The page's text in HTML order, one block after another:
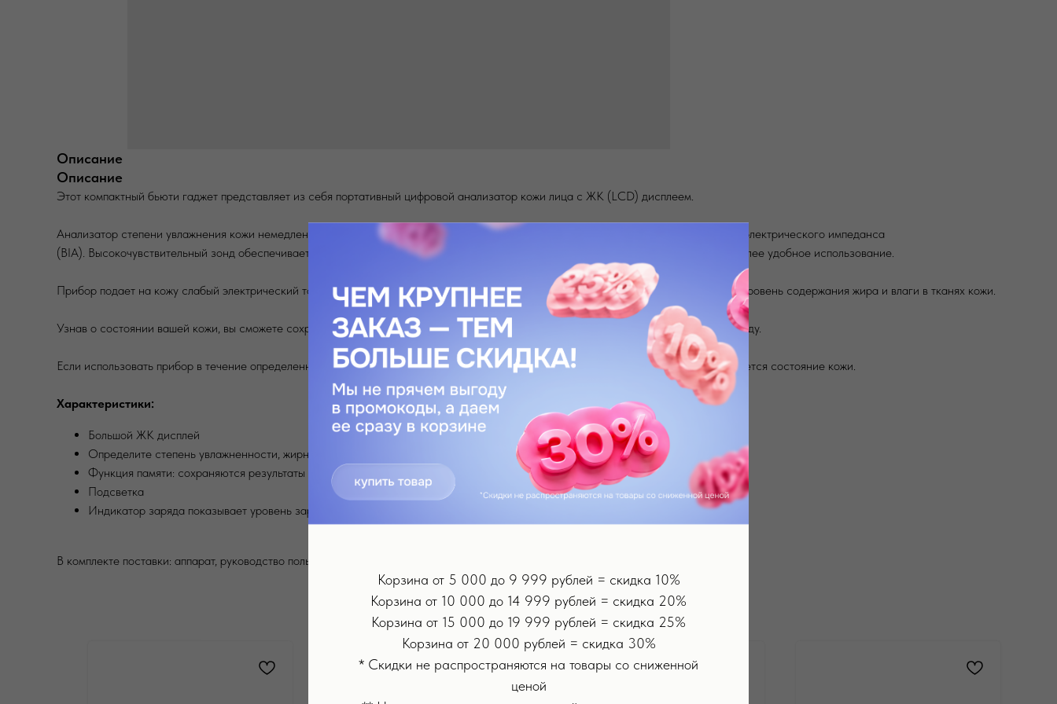
Описание
Описание
Этот компактный бьюти гаджет представляет из себя портативный цифровой анализатор кожи лица с ЖК (LCD) дисплеем.
Анализатор степени увлажнения кожи немедленно определяет состояние кожи с помощью современной технологии — анализа биоэлектрического импеданса
(BIA). Высокочувствительный зонд обеспечивает более точный результат тестирования. Управление одной кнопкой обеспечивает более удобное использование.
Прибор подает на кожу слабый электрический ток, не ощущаемый пользователем, и по величине сопротивления току определяется уровень содержания жира и влаги в тканях кожи.
Узнав о состоянии вашей кожи, вы сможете сохранить ее молодой и здоровой, если будете правильно использовать средства по уходу.
Если использовать прибор в течение определенного периода времени, вы сможете отслеживать изменения и наблюдать, как улучшается состояние кожи.
Характеристики:
Большой ЖК дисплей
Определите степень увлажненности, жирности и мягкости вашей кожи
Функция памяти: сохраняются результаты последних пяти измерений
Подсветка
Индикатор заряда показывает уровень заряда батареек
В комплекте поставки: аппарат, руководство пользователя, 3 батарейки L1154f.
НОВИНКА
Корзина от 5 000 до 9 999 рублей = скидка 10%
Корзина от 10 000 до 14 999 рублей = скидка 20%
Корзина от 15 000 до 19 999 рублей = скидка 25%
Корзина от 20 000 рублей = скидка 30%
* Скидки не распространяются на товары со сниженной
ценой